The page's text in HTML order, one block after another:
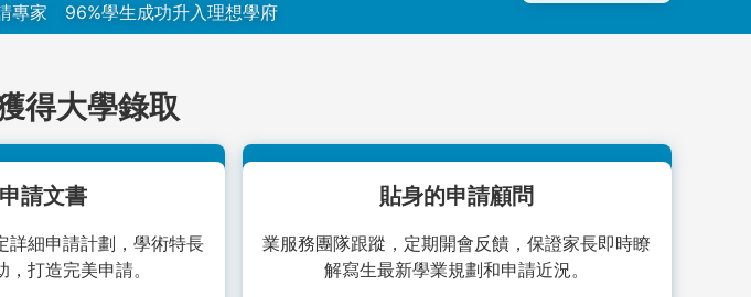
專家 96%學生成功升入理想學府
得大學錄取
請文書
詳細申請計劃，學術特長
打造完美申請。
貼身的申請顧問
業服務團隊跟蹤，定期開會反饋，保證家長即時瞭
解寫生最新學業規劃和申請近況。